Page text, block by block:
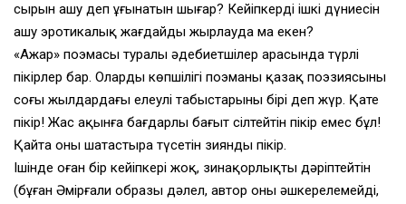
сырын ашу деп ұғынатын шығар? Кейіпкердің ішкі дүниесін
ашу эротикалық жағдайды жырлауда ма екен?
«Ажар» поэмасы туралы әдебиетшілер арасында түрлі
пікірлер бар. Олардың көпшілігі поэманы қазақ поэзиясының
соңғы жылдардағы елеулі табыстарының бірі деп жүр. Қате
пікір! Жас ақынға бағдарлы бағыт сілтейтін пікір емес бұл!
Қайта оны шатастыра түсетін зиянды пікір.
Ішінде оңған бір кейіпкері жоқ, зинақорлықты дәріптейтін
(бұған Әмірғали образы дәлел, автор оны әшкерелемейді,